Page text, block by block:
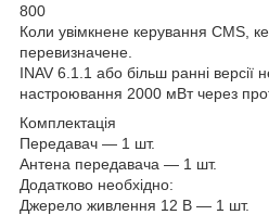
800
Коли увімкнене керування CMS,
перевизначене.
INAV 6.1.1 або більш ранні версії
настроювання 2000 мВт через
Комплектація
Передавач — 1 шт.
Антена передавача — 1 шт.
Додатково необхідно:
Джерело живлення 12 В — 1 шт.